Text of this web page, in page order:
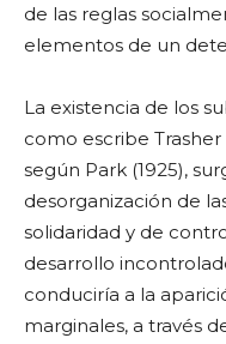
de las reglas
elementos de un
La existencia de los
como escribe Trasher
según Park (1925),
desorganización de
solidaridad y de
desarrollo
conduciría a la
marginales, a través